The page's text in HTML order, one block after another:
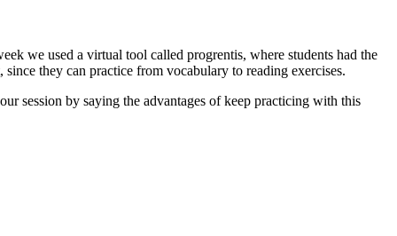
we used a virtual tool called progrentis, where students had the
they can practice from vocabulary to reading exercises.
session by saying the advantages of keep practicing with this